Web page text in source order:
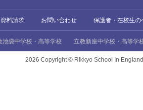
資料請求 お問い合わせ 保護者・在校生の
池袋中学校・高等学校 立教新座中学校・高等学
2026 Copyright © Rikkyo School In